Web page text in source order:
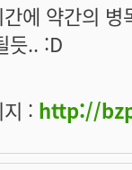
에 약간의
듯.. :D
: http://